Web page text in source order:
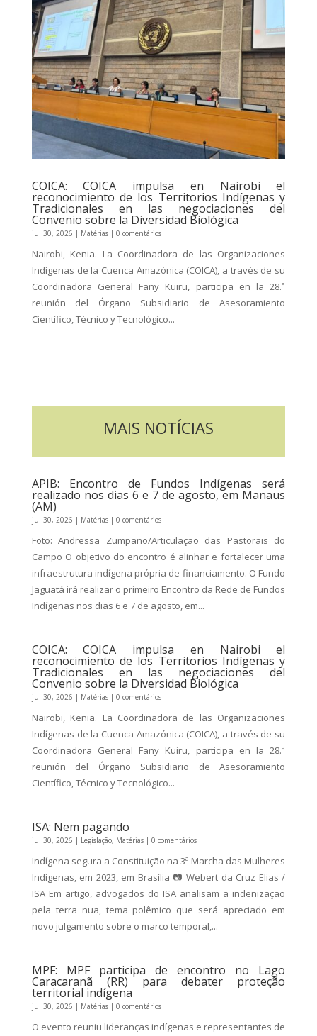
COICA: COICA impulsa en Nairobi el
reconocimiento de los Territorios Indígenas y
Tradicionales en las negociaciones del
Convenio sobre la Diversidad Biológica
jul 30, 2026 | Matérias| 0 comentários
Nairobi, Kenia. La Coordinadora de las Organizaciones
Indígenas de la Cuenca Amazónica (COICA), a través de su
Coordinadora General Fany Kuiru, participa en la 28.ª
reunión del Órgano Subsidiario de Asesoramiento
Científico, Técnico y Tecnológico...
MAIS NOTÍCIAS
APIB: Encontro de Fundos Indígenas será
realizado nos dias 6 e 7 de agosto, em Manaus
(AM)
jul 30, 2026 | Matérias| 0 comentários
Foto: Andressa Zumpano/Articulação das Pastorais do
Campo O objetivo do encontro é alinhar e fortalecer uma
infraestrutura indígena própria de financiamento. O Fundo
Jaguatá irá realizar o primeiro Encontro da Rede de Fundos
Indígenas nos dias 6 e 7 de agosto, em...
COICA: COICA impulsa en Nairobi el
reconocimiento de los Territorios Indígenas y
Tradicionales en las negociaciones del
Convenio sobre la Diversidad Biológica
jul 30, 2026 | Matérias| 0 comentários
Nairobi, Kenia. La Coordinadora de las Organizaciones
Indígenas de la Cuenca Amazónica (COICA), a través de su
Coordinadora General Fany Kuiru, participa en la 28.ª
reunión del Órgano Subsidiario de Asesoramiento
Científico, Técnico y Tecnológico...
ISA: Nem pagando
jul 30, 2026 | Legislação, Matérias| 0 comentários
Indígena segura a Constituição na 3ª Marcha das Mulheres
Indígenas, em 2023, em Brasília 📷 Webert da Cruz Elias /
ISA Em artigo, advogados do ISA analisam a indenização
pela terra nua, tema polêmico que será apreciado em
novo julgamento sobre o marco temporal,...
MPF: MPF participa de encontro no Lago
Caracaranã (RR) para debater proteção
territorial indígena
jul 30, 2026 | Matérias| 0 comentários
O evento reuniu lideranças indígenas e representantes de